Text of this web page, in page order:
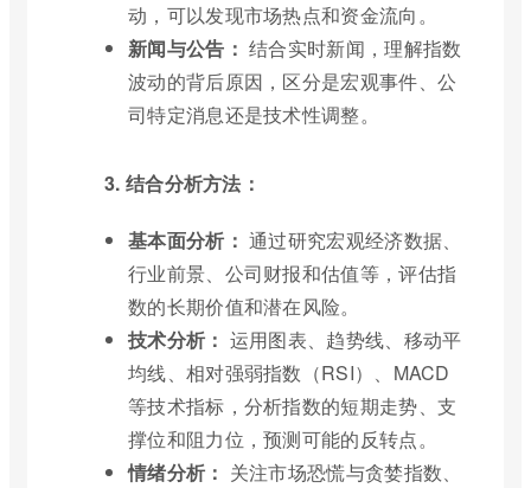
动，可以发现市场热点和资金流向。
新闻与公告： 结合实时新闻，理解指数
波动的背后原因，区分是宏观事件、公
司特定消息还是技术性调整。
3. 结合分析方法：
基本面分析： 通过研究宏观经济数据、
行业前景、公司财报和估值等，评估指
数的长期价值和潜在风险。
技术分析： 运用图表、趋势线、移动平
均线、相对强弱指数（RSI）、MACD
等技术指标，分析指数的短期走势、支
撑位和阻力位，预测可能的反转点。
情绪分析： 关注市场恐慌与贪婪指数、